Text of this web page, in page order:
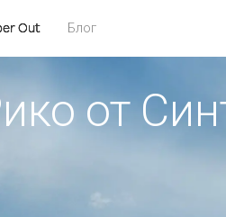
Out Блог
от